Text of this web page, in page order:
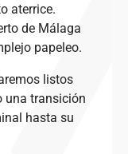
aterrice.
de Málaga
papeleo.
listos
una transición
hasta su